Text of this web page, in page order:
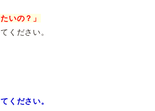
いの？」
てください。
てください。